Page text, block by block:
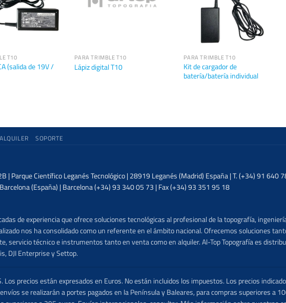
T10
(salida de 19V /
PARA TRIMBLE T10
Lápiz digital T10
PARA TRIMBLE T10
Kit de cargador de
batería/batería individual
ALQUILER SOPORTE
| Parque Científico Leganés Tecnológico | 28919 Leganés (Madrid) España | T. (+34) 91 640
(España) | Barcelona (+34) 93 340 05 73 | Fax (+34) 93 351 95 18
de experiencia que ofrece soluciones tecnológicas al profesional de la topografía,
nos ha consolidado como un referente en el ámbito nacional. Ofrecemos soluciones
servicio técnico e instrumentos tanto en venta como en alquiler. Al-Top Topografía es
DJI Enterprise y Settop.
Los precios están expresados en Euros. No están incluidos los impuestos. Los precios
se realizarán a portes pagados en la Península y Baleares, para compras superiores a